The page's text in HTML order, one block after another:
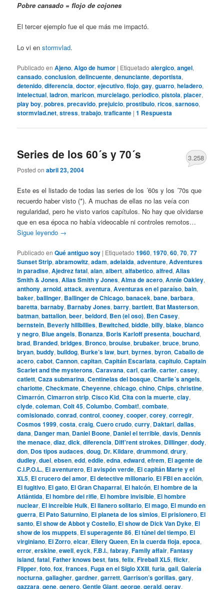
Pobre cansado = flojo de cojones
El tercer ejemplo fue el que más me impactó.
Lo vi enstormvlad.
Publicado en Ajeno,Algo de humor | Etiquetado alergico,angel,
cansado,conclusion,delincuente,denunciante,deportista,
detenido,diferencia,doctor,ejecutivo,flojo,gay,guarro,heladero,
intelectual,ladron,maricon,murcielago,periodico,pistola,placer,
play boy,pobres,precavido,prejuicio,prostibulo,ricos,sarnoso,
stormvlad.net,stress,trabajo,traficante |1 Respuesta
Series de los 60´s y 70´s
Posted onabril 23, 2004
3.258
Este es el listado de todas las series de los ´60s y los ´70s que
recuerdo haber visto (*). A muchas de ellas no las veía con
regularidad, pero he visto varios capítulos. No hay que olvidarse
que en esa época no había videocable ni controles remotos…
Sigue leyendo →
Publicado en Qué antiguo soy | Etiquetado 1960,1970,60,70,77
Sunset Strip,abramowitz,adam,adelaida,adventure,Adventures
in paradise,Ajedrez fatal,alan,albert,alfabetico,alfred,Alias
Smith & Jones,Alias Smith y Jones,Alma de acero,Annie Oakley,
anthony,arnold,attack,aventura,Aventuras en el paraíso,bain,
baker,ballinger, Ballinger de Chicago,banacek,bane,barbara,
baretta,barnaby, Barnaby Jones,barry,bartlett, Bat Masterson,
batman,battalion,beer,beldord, Ben (el oso), Ben Casey,
bernstein, Beverly hillbillies, Bewitched,biddle,billy,blake,blanco
y negro, Blue angels, Bonanza, Boris Karloff presenta,bouchard,
brad, Branded,bridges, Bronco,brouise,brubaker,bruce,bruno,
bryan,buddy,bulldog, Burke’s law,burt,byrnes,byron,Caballo de
acero,cabot,Cannon,capitan,Capitán Escarlata,capitulo,Captain
Scarlet and the mysterons,Caravana,carl,carlie,carter,casey,
catlett,Caza submarina,Centinelas del bosque,Charlie´s angels,
charlotte,Checkmate,Cheyenne,chicago,chino,Chips,christine,
Cimarrón,Cimarron strip,Cisco Kid,Cita con la muerte,clay,
clyde,coleman,Colt 45,Columbo,Combat!,combate,
comisionado,conrad,control,cooney,cooper,corey,corregir,
Cosmos 1999,costa,craig,Cuero crudo,curry, Daktari,dallas,
dana, Danger man, Daniel Boone, Daniel el terrible,davis, Dennis
the menace,diaz,dick,diferencia, Diff’rent strokes, Dillinger,dody,
don, Dos tipos audaces,doug, Dr. Kildare,drummond,drury,
dudley,duel,ebsen,edd,eddie,edna,edward,efrem, El agente de
C.I.P.O.L., El aventurero, El avispón verde, El capitán Marte y el
XL5, El crucero del amor, El detective millonario, El FBI en acción,
El fugitivo, El gato, El Gran Chaparral, El halcón, El hombre de la
Atlántida, El hombre del rifle, El hombre invisible, El hombre
nuclear, El increíble Hulk, El llanero solitario, El mago, El mundo en
guerra, El Pato Saturnino, El planeta de los simios, El prisionero, El
santo, El show de Abbot y Costello, El show de Dick Van Dyke, El
show de los muppets, El superagente 86, El túnel del tiempo, El
virginiano, El Zorro,elcar, Ellery Queen, En la cuerda floja,epoca,
error,erskine,ewell,eyck,F.B.I.,fabray,Family affair,Fantasy
island,fatal,Father knows best,fats,felix,Fireball XL5,flickr,
Flipper,foto,fox,frances,Fuga en el Siglo XXIII,furia,gail,Galería
nocturna,gallagher,gardner,garrett,Garrison’s gorillas,gary,
gazzara,gene,genero,Gentle Giant,george,gerald,geray,